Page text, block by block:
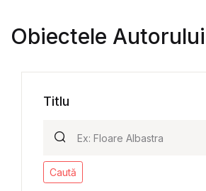
Obiectele Autorului
Titlu
Caută